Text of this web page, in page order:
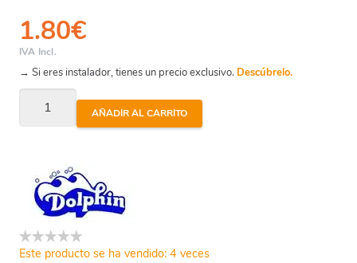
1.80€
IVA Incl.
→ Si eres instalador, tienes un precio exclusivo. Descúbrelo.
Dolphin
-
Activo
Limpiafondos
cantidad
AÑADIR AL CARRITO
Este producto se ha vendido: 4 veces